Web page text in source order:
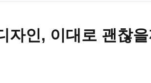
자인, 이대로 괜찮